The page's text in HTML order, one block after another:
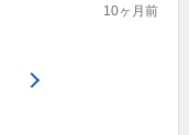
10ヶ月前